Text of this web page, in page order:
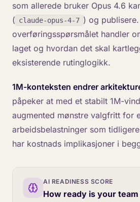
som allerede bruker Opus 4.6
( claude-opus-4-7 ) og
overføringsspørsmålet handler
laget og hvordan det skal
eksisterende rutinglogikk.
1M-konteksten endrer
påpeker at med et stabilt 1M-
augmented mønstre valgfritt for
arbeidsbelastninger som
har kostnads implikasjoner i
AI READINESS SCORE
How ready is your